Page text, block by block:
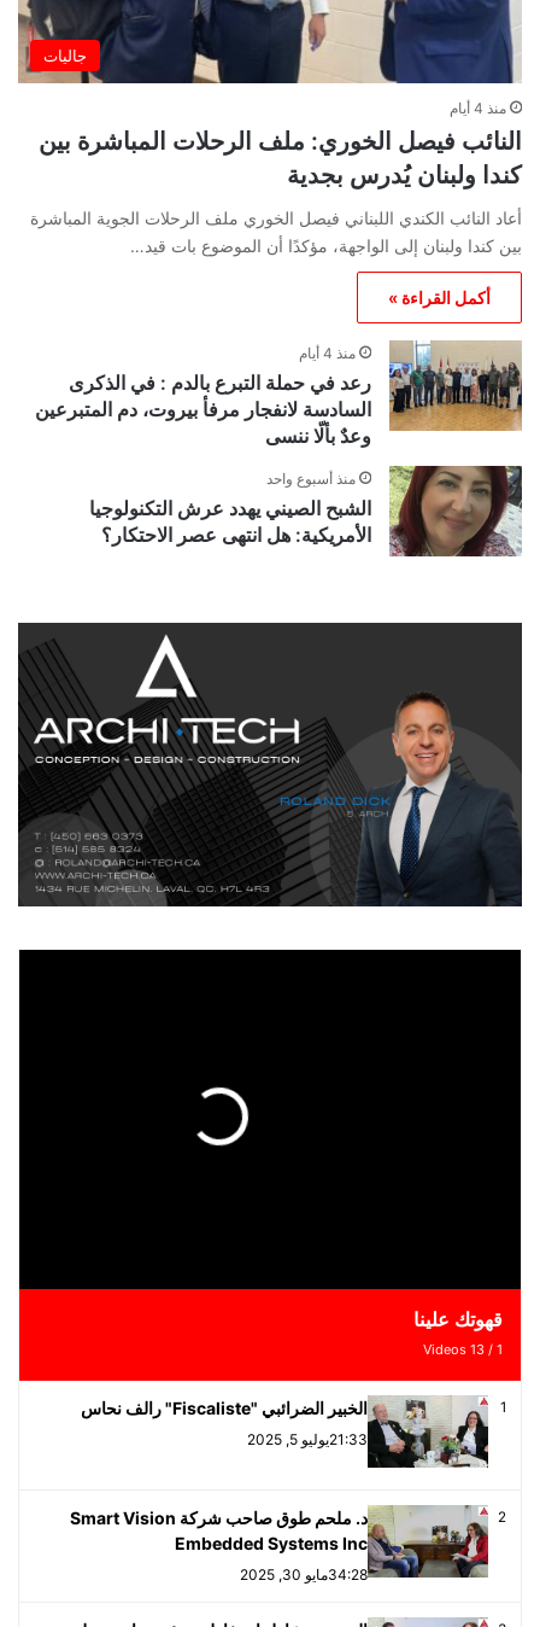
جاليات
منذ 4 أيام
النائب فيصل الخوري: ملف الرحلات المباشرة بين
كندا ولبنان يُدرس بجدية
أعاد النائب الكندي اللبناني فيصل الخوري ملف الرحلات الجوية المباشرة
بين كندا ولبنان إلى الواجهة، مؤكدًا أن الموضوع بات قيد…
أكمل القراءة »
منذ 4 أيام
رعد في حملة التبرع بالدم : في الذكرى
السادسة لانفجار مرفأ بيروت، دم المتبرعين
وعدٌ بألّا ننسى
منذ أسبوع واحد
الشبح الصيني يهدد عرش التكنولوجيا
الأمريكية: هل انتهى عصر الاحتكار؟
قهوتك علينا
1
/
13
1 الخبير الضرائبي "Fiscaliste" رالف نحاس
21:33يوليو 5, 2025
2
د. ملحم طوق صاحب شركة Smart Vision
Embedded Systems Inc
34:28مايو 30, 2025